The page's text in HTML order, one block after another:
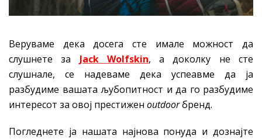
Веруваме дека досега сте имале можност да
слушнете за Jack Wolfskin, а доколку не сте
слушнале, се надеваме дека успеавме да ја
разбудиме вашата љубопитност и да го разбудиме
интересот за овој престижен outdoorбренд.
Погледнете ја нашата најнова понуда и дознајте